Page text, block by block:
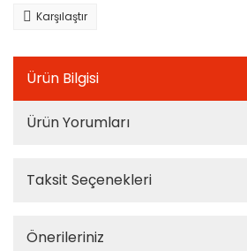
Karşılaştır
Ürün Bilgisi
Ürün Yorumları
Taksit Seçenekleri
Önerileriniz